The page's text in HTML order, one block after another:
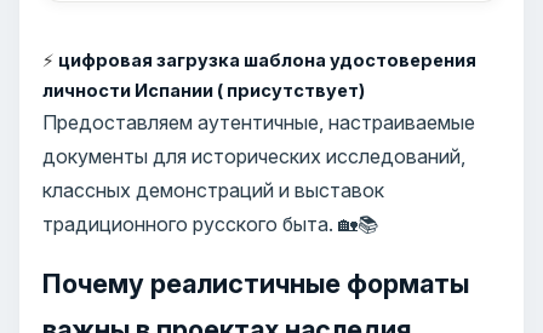
⚡ цифровая загрузка шаблона удостоверения
личности Испании ( присутствует)
Предоставляем аутентичные, настраиваемые
документы для исторических исследований,
классных демонстраций и выставок
традиционного русского быта. 🏡📚
Почему реалистичные форматы